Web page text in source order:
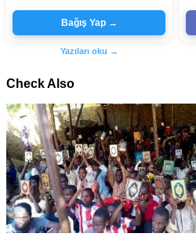
Bağış Yap →
Yazıları oku →
Check Also